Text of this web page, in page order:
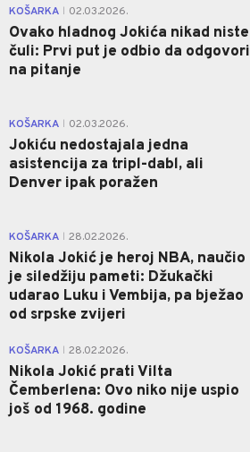
KOŠARKA 02.03.2026.
Ovako hladnog Jokića nikad niste
čuli: Prvi put je odbio da odgovori
na pitanje
KOŠARKA 02.03.2026.
Jokiću nedostajala jedna
asistencija za tripl-dabl, ali
Denver ipak poražen
KOŠARKA 28.02.2026.
Nikola Jokić je heroj NBA, naučio
je siledžiju pameti: Džukački
udarao Luku i Vembija, pa bježao
od srpske zvijeri
KOŠARKA 28.02.2026.
Nikola Jokić prati Vilta
Čemberlena: Ovo niko nije uspio
još od 1968. godine